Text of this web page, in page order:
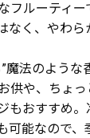
フルーティ
く、やわら
魔法のよう
供や、ちょ
もおすすめ
能なので